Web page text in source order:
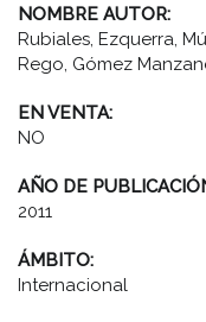
NOMBRE AUTOR:
Rubiales, Ezquerra,
Rego, Gómez
EN VENTA:
NO
AÑO DE
2011
ÁMBITO:
Internacional